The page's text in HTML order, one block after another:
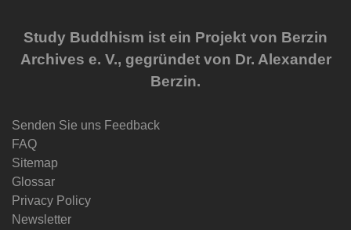
Study Buddhism ist ein Projekt von Berzin
Archives e. V., gegründet von Dr. Alexander
Berzin.
Senden Sie uns Feedback
FAQ
Sitemap
Glossar
Privacy Policy
Newsletter